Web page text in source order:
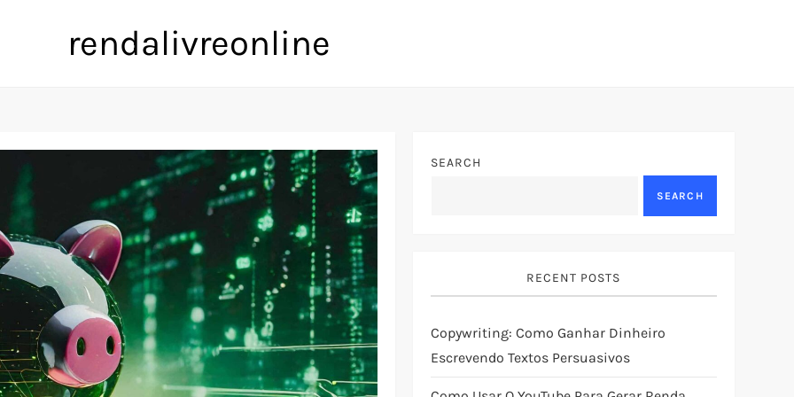
rendalivreonline
SEARCH
SEARCH
RECENT POSTS
Copywriting: Como Ganhar Dinheiro
Escrevendo Textos Persuasivos